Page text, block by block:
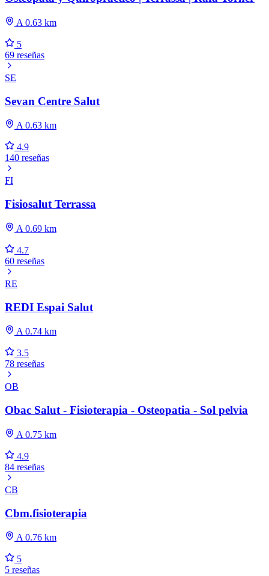
A 0.63 km
5
69 reseñas
SE
Sevan Centre Salut
A 0.63 km
4.9
140 reseñas
FI
Fisiosalut Terrassa
A 0.69 km
4.7
60 reseñas
RE
REDI Espai Salut
A 0.74 km
3.5
78 reseñas
OB
Obac Salut - Fisioterapia - Osteopatia - Sol pelvia
A 0.75 km
4.9
84 reseñas
CB
Cbm.fisioterapia
A 0.76 km
5
5 reseñas